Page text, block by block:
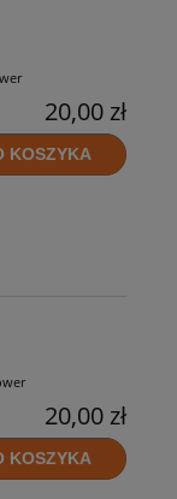
20,00 zł
KOSZYKA
20,00 zł
KOSZYKA